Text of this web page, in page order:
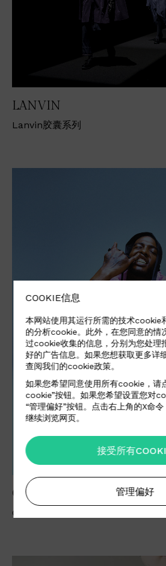
LANVIN
Lanvin胶囊系列
GCDS
GCDS全新秋冬系列
COOKIE信息
本网站使用其运行所需的技术cookie
的分析cookie。此外，在您同意的情
过cookie收集的信息，分别为您处理
好的广告信息。如果您想获取更多详
查阅我们的cookie政策。
如果您希望同意使用所有cookie，请
cookie”按钮。如果您希望设置您对
“管理偏好”按钮。点击右上角的X命
继续浏览网页。
接受所有
管理偏好